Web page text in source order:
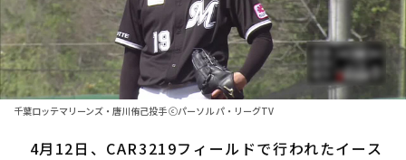
順位表･成績
1軍公式戦
ファーム東地区
選手名鑑
選手名鑑トップ
北海道日本ハムファイターズ
ニュース
千葉ロッテマリーンズ・唐川侑己投手 ⓒパーソル パ・リーグTV
4月12日、CAR3219フィールドで行われたイース